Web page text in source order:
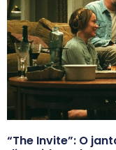
“The Invite”: O